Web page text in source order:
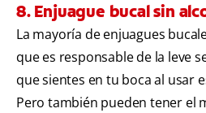
8. Enjuague bucal sin
La mayoría de enjuagues
que es responsable de la leve
que sientes en tu boca al usar
Pero también pueden tener el